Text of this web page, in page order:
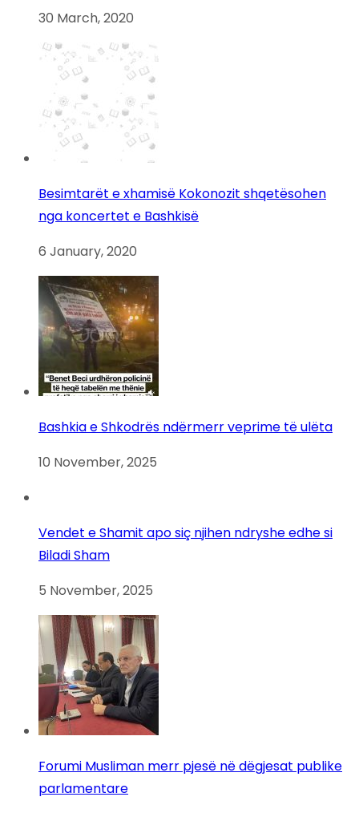
30 March, 2020
Besimtarët e xhamisë Kokonozit shqetësohen
nga koncertet e Bashkisë
6 January, 2020
Bashkia e Shkodrës ndërmerr veprime të ulëta
10 November, 2025
Vendet e Shamit apo siç njihen ndryshe edhe si
Biladi Sham
5 November, 2025
Forumi Musliman merr pjesë në dëgjesat publike
parlamentare